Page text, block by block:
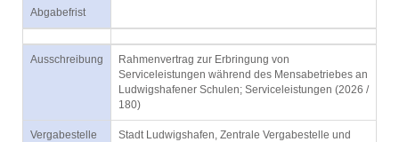
Abgabefrist
Ausschreibung
Rahmenvertrag zur Erbringung von
Serviceleistungen während des Mensabetriebes an
Ludwigshafener Schulen; Serviceleistungen (2026 /
180)
Vergabestelle
Stadt Ludwigshafen, Zentrale Vergabestelle und